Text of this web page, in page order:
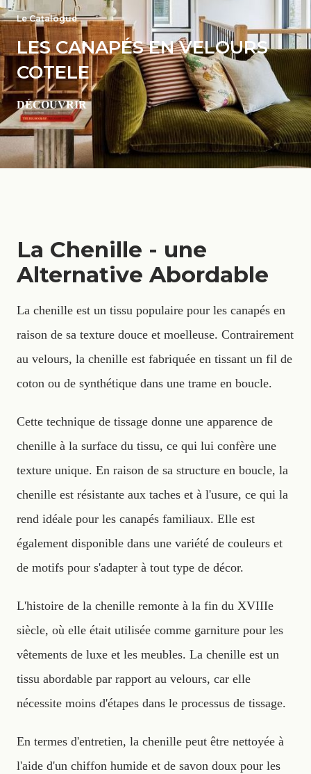
Le Catalogue
LES CANAPÉS EN VELOURS
COTELE
DÉCOUVRIR
La Chenille - une
Alternative Abordable
La chenille est un tissu populaire pour les canapés en
raison de sa texture douce et moelleuse. Contrairement
au velours, la chenille est fabriquée en tissant un fil de
coton ou de synthétique dans une trame en boucle.
Cette technique de tissage donne une apparence de
chenille à la surface du tissu, ce qui lui confère une
texture unique. En raison de sa structure en boucle, la
chenille est résistante aux taches et à l'usure, ce qui la
rend idéale pour les canapés familiaux. Elle est
également disponible dans une variété de couleurs et
de motifs pour s'adapter à tout type de décor.
L'histoire de la chenille remonte à la fin du XVIIIe
siècle, où elle était utilisée comme garniture pour les
vêtements de luxe et les meubles. La chenille est un
tissu abordable par rapport au velours, car elle
nécessite moins d'étapes dans le processus de tissage.
En termes d'entretien, la chenille peut être nettoyée à
l'aide d'un chiffon humide et de savon doux pour les